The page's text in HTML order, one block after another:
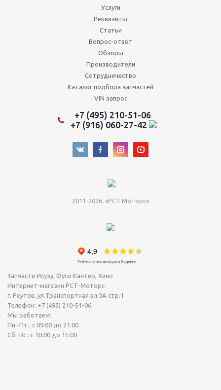
Услуги
Реквизиты
Статьи
Вопрос-ответ
Обзоры
Производители
Сотрудничество
Каталог подбора запчастей
VIN запрос
+7 (495) 210-51-06
+7 (916) 060-27-42
2011-2026, «РСТ Моторс»
Запчасти Исузу, Фусо Кантер, Хино
Интернет-магазин РСТ-Моторс
г. Реутов, ул.Транспортная вл.3А стр.1
Телефон: +7 (495) 210-51-06
Мы работаем:
Пн.-Пт.: с 09:00 до 21:00
Сб.-Вс.: с 10:00 до 15:00